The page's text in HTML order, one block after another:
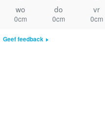
wo do vr
0cm 0cm 0cm
Geef feedback